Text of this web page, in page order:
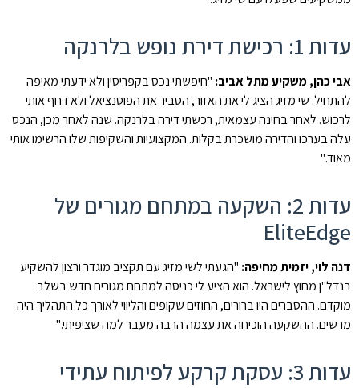
עדות 1: רכישת דירת נופש בלרנקה
אבי כהן, משקיע מתל אביב: "חיפשתי נכס בקפריסין ולא ידעתי מאיפה
להתחיל. שי מזיג הציג לי את האזור, הסביר את הפוטנציאל ולא דחף אותי
לרכוש. לאחר בחינה עצמאית, רכשתי דירה בלרנקה. שנה לאחר מכן, הנכס
עלה בערכו והדירה מושכרת בקלות. המקצועיות והשקיפות שלו הרשימו אותי
מאוד."
עדות 2: השקעה במתחם מגורים של
EliteEdge
דנה לוי, יזמית מחיפה: "הגעתי לשי מזיג עם תקציב מוגדר ורצון להשקיע
בנדל"ן מחוץ לישראל. הוא הציע לי כניסה למתחם מגורים חדש בשלב
מוקדם. ההסברים היו ברורים, החוזים שקופים והליווי לאורך כל התהליך היה
מרשים. ההשקעה הוכיחה את עצמה הרבה מעבר למה שציפיתי."
עדות 3: עסקת קרקע לפיתוח עתידי